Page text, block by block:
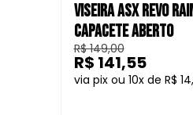
VISEIRA ASX REVO
CAPACETE ABERTO
R$ 149,00
10
R$
R$ 141,55